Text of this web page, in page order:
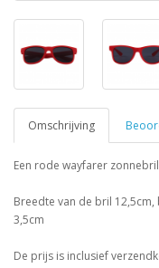
Omschrijving
Een rode wayfarer
Breedte van de bril
3,5cm
De prijs is inclusief